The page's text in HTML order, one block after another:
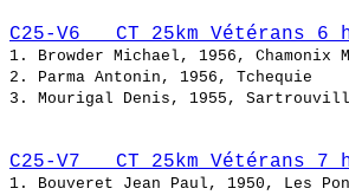
C25-V6   CT 25km Vétérans
1. Browder Michael, 1956,
2. Parma Antonin,
3. Mourigal Denis, 1955,
C25-V7   CT 25km Vétérans
1. Bouveret Jean Paul, 1950,